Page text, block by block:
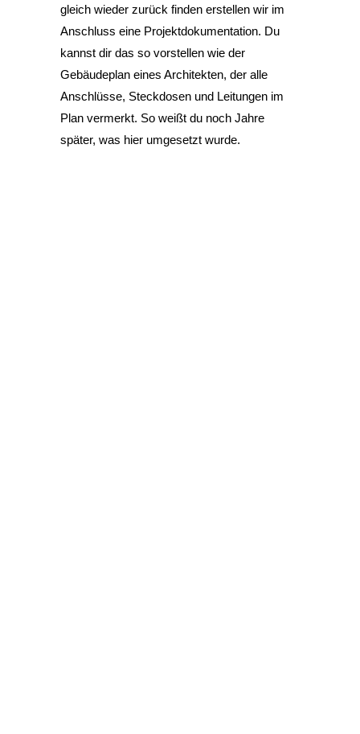
gleich wieder zurück finden erstellen wir im
Anschluss eine Projektdokumentation. Du
kannst dir das so vorstellen wie der
Gebäudeplan eines Architekten, der alle
Anschlüsse, Steckdosen und Leitungen im
Plan vermerkt. So weißt du noch Jahre
später, was hier umgesetzt wurde.